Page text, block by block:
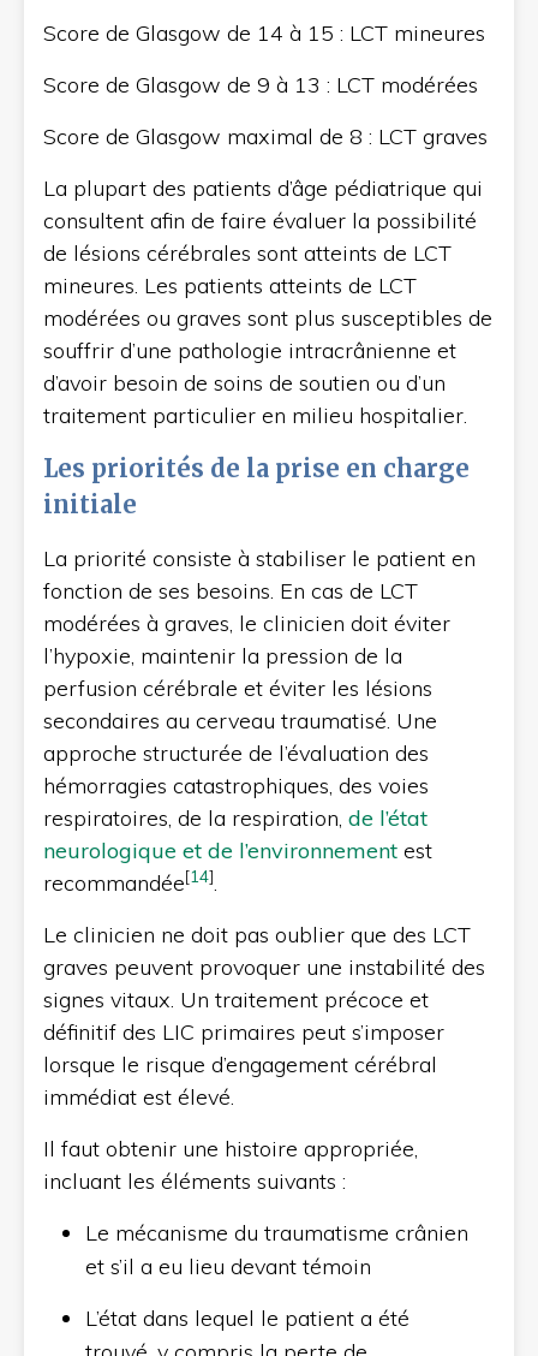
Score de Glasgow de 14 à 15 : LCT mineures
Score de Glasgow de 9 à 13 : LCT modérées
Score de Glasgow maximal de 8 : LCT graves
La plupart des patients d’âge pédiatrique qui
consultent afin de faire évaluer la possibilité
de lésions cérébrales sont atteints de LCT
mineures. Les patients atteints de LCT
modérées ou graves sont plus susceptibles de
souffrir d’une pathologie intracrânienne et
d’avoir besoin de soins de soutien ou d’un
traitement particulier en milieu hospitalier.
Les priorités de la prise en charge
initiale
La priorité consiste à stabiliser le patient en
fonction de ses besoins. En cas de LCT
modérées à graves, le clinicien doit éviter
l’hypoxie, maintenir la pression de la
perfusion cérébrale et éviter les lésions
secondaires au cerveau traumatisé. Une
approche structurée de l’évaluation des
hémorragies catastrophiques, des voies
respiratoires, de la respiration, de l’état
neurologique et de l’environnement est
recommandée[14].
Le clinicien ne doit pas oublier que des LCT
graves peuvent provoquer une instabilité des
signes vitaux. Un traitement précoce et
définitif des LIC primaires peut s’imposer
lorsque le risque d’engagement cérébral
immédiat est élevé.
Il faut obtenir une histoire appropriée,
incluant les éléments suivants :
Le mécanisme du traumatisme crânien
et s’il a eu lieu devant témoin
L’état dans lequel le patient a été